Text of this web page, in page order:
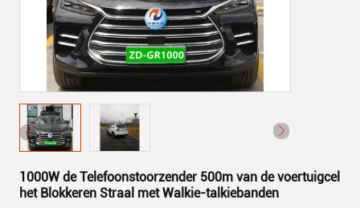
1000W de Telefoonstoorzender 500m van de voertuigcel
het Blokkeren Straal met Walkie-talkiebanden